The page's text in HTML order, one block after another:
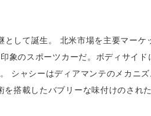
して誕生。 北米市場を主要マーケ
象のスポーツカーだ。ボディサイド
シャシーはディアマンテのメカニ
搭載したバブリーな味付けのされ